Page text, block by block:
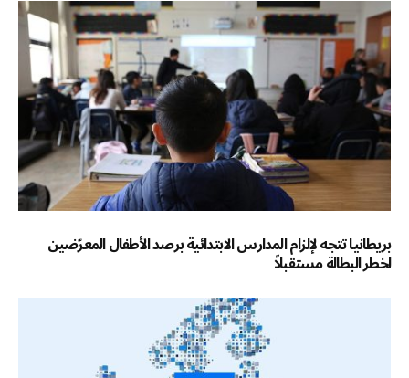
بريطانيا تتجه لإلزام المدارس الابتدائية برصد الأطفال المعرّضين
لخطر البطالة مستقبلاً